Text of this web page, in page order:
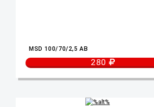
MSD 100/70/2,5 AB
280